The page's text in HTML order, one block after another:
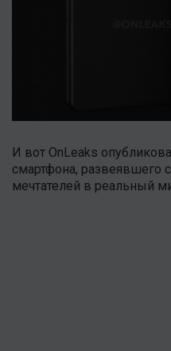
И вот OnLeaks
смартфона, развеявшего
мечтателей в реальный